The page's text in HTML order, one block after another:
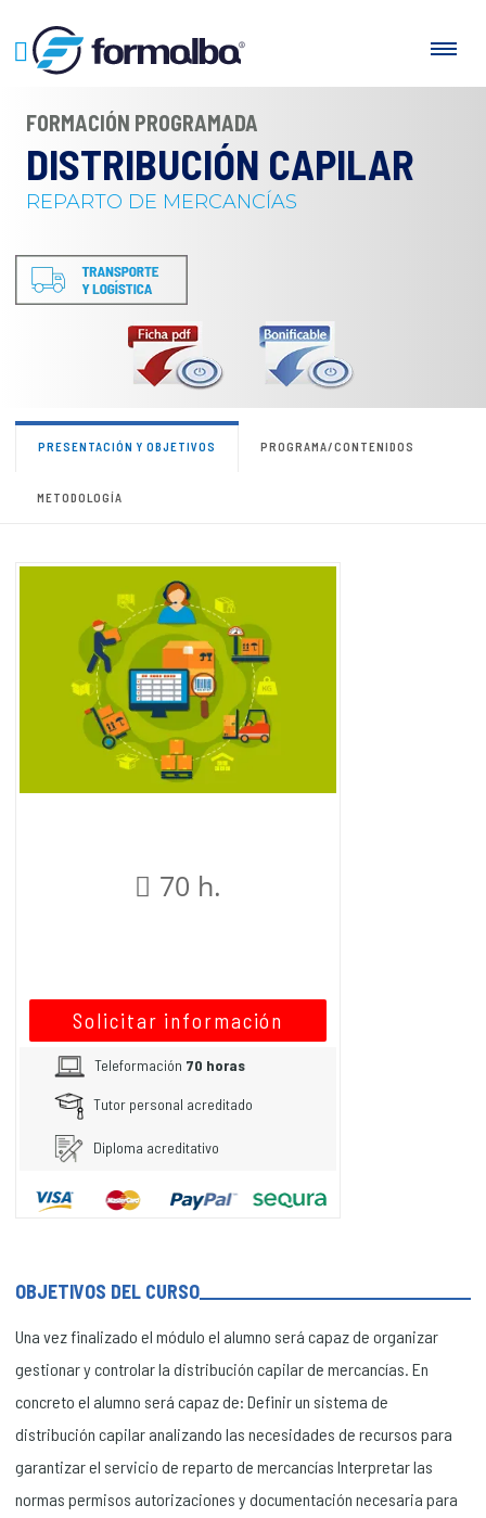
FORMACIÓN PROGRAMADA
DISTRIBUCIÓN CAPILAR
REPARTO DE MERCANCÍAS
PRESENTACIÓN Y OBJETIVOS PROGRAMA/CONTENIDOS
METODOLOGÍA
OBJETIVOS DEL CURSO
Una vez finalizado el módulo el alumno será capaz de organizar
gestionar y controlar la distribución capilar de mercancías. En
concreto el alumno será capaz de: Definir un sistema de
distribución capilar analizando las necesidades de recursos para
garantizar el servicio de reparto de mercancías Interpretar las
normas permisos autorizaciones y documentación necesaria para
70 h.
Solicitar información
Teleformación 70 horas
Tutor personal acreditado
Diploma acreditativo